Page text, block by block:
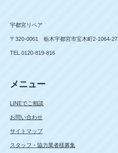
宇都宮リペア
〒320-0061 栃木宇都宮市宝木町2-1064-27
TEL 0120-819-816
メニュー
LINEでご相談
お問い合わせ
サイトマップ
スタッフ・協力業者様募集